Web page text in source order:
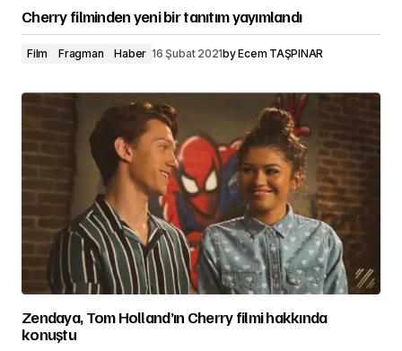
Cherry filminden yeni bir tanıtım yayımlandı
Film Fragman Haber 16 Şubat 2021byEcem TAŞPINAR
Zendaya, Tom Holland’ın Cherry filmi hakkında
konuştu